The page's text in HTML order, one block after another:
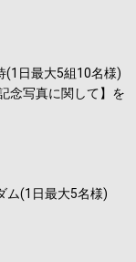
(1日最大5組10名様)
念写真に関して】を
ム(1日最大5名様)